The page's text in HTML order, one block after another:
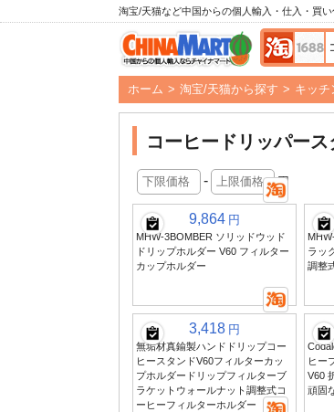
淘宝/天猫など中国からの個人輸入・仕入・買
ホーム > 淘宝/天猫から探す > キッチ
コーヒードリッパース
- 円
9,864 円
MHW-3BOMBER ソリッドウッド
ドリップホルダー V60 フィルター
カップホルダー
ラッ
調整
3,418 円
無垢材真鍮製ハンドドリップコー
ヒースタンドV60フィルターカッ
プホルダードリップフィルターブ
ラケットウォールナット調整式コ
ーヒーフィルターホルダー
ヒー
V60
頑固